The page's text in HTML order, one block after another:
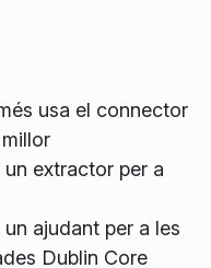
usa el connector
extractor per a
ajudant per a les
Dublin Core